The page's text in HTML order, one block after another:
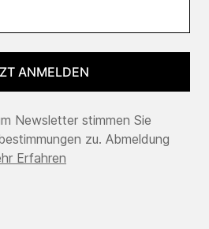
ANMELDEN
Newsletter stimmen Sie
zu. Abmeldung
Erfahren